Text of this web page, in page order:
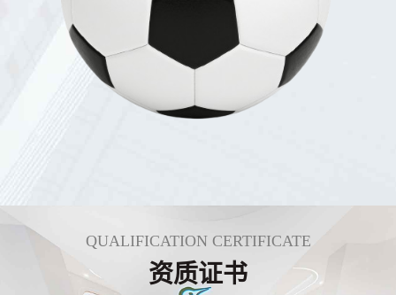
QUALIFICATION CERTIFICATE
资质证书